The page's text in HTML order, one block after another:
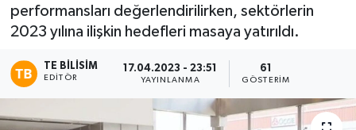
performansları değerlendirilirken, sektörlerin
2023 yılına ilişkin hedefleri masaya yatırıldı.
TE BILISIM
EDITÖR
17.04.2023 - 23:51
YAYINLANMA
61
GÖSTERIM
Haber Arşivi